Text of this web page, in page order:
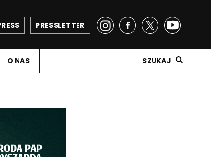
PRESSLETTER
O NAS SZUKAJ